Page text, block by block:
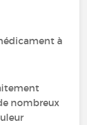
à
nombreux